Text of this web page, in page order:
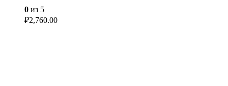
0 из 5
₽2,760.00